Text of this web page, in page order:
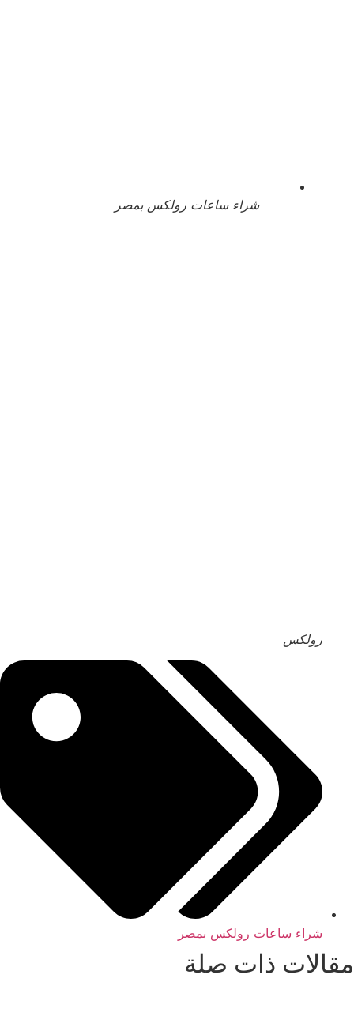
شراء ساعات رولكس بمصر
رولكس
شراء ساعات رولكس بمصر
مقالات ذات صلة